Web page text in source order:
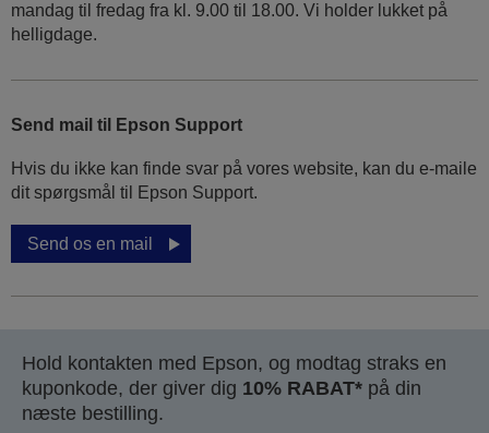
mandag til fredag ​​fra kl. 9.00 til 18.00. Vi holder lukket på
helligdage.
Send mail til Epson Support
Hvis du ikke kan finde svar på vores website, kan du e-maile
dit spørgsmål til Epson Support.
Send os en mail
Hold kontakten med Epson, og modtag straks en
kuponkode, der giver dig 10% RABAT* på din
næste bestilling.